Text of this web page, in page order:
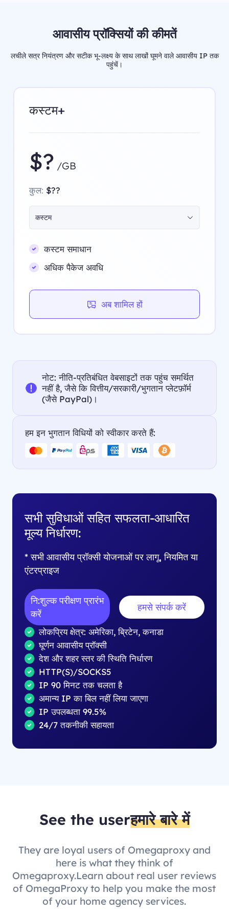
आवासीय प्रॉक्सियों की कीमतें
लचीले सत्र नियंत्रण और सटीक भू-लक्ष्य के साथ लाखों घूमने वाले आवासीय IP तक
पहुंचें।
कस्टम+
$? /GB
कुल: $??
कस्टम
कस्टम समाधान
अधिक पैकेज अवधि
अब शामिल हों
नोट: नीति-प्रतिबंधित वेबसाइटों तक पहुंच समर्थित
नहीं है, जैसे कि वित्तीय/सरकारी/भुगतान प्लेटफ़ॉर्म
(जैसे PayPal)।
हम इन भुगतान विधियों को स्वीकार करते हैं:
सभी सुविधाओं सहित सफलता-आधारित
मूल्य निर्धारण:
* सभी आवासीय प्रॉक्सी योजनाओं पर लागू, नियमित या
एंटरप्राइज
नि:शुल्क परीक्षण प्रारंभ
करें
हमसे संपर्क करें
लोकप्रिय क्षेत्र: अमेरिका, ब्रिटेन, कनाडा
घूर्णन आवासीय प्रॉक्सी
देश और शहर स्तर की स्थिति निर्धारण
HTTP(S)/SOCKS5
IP 90 मिनट तक चलता है
अमान्य IP का बिल नहीं लिया जाएगा
IP उपलब्धता 99.5%
24/7 तकनीकी सहायता
See the userहमारे बारे में
They are loyal users of Omegaproxy and
here is what they think of
Omegaproxy.Learn about real user reviews
of OmegaProxy to help you make the most
of your home agency services.